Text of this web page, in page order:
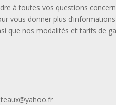
à toutes vos questions
vous donner plus
que nos modalités et tarifs de